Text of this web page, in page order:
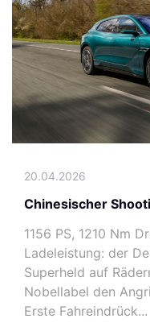
20.04.2026
Chinesischer
1156 PS, 1210 Nm
Ladeleistung: der
Superheld auf
Nobellabel den
Erste Fahreindrück...